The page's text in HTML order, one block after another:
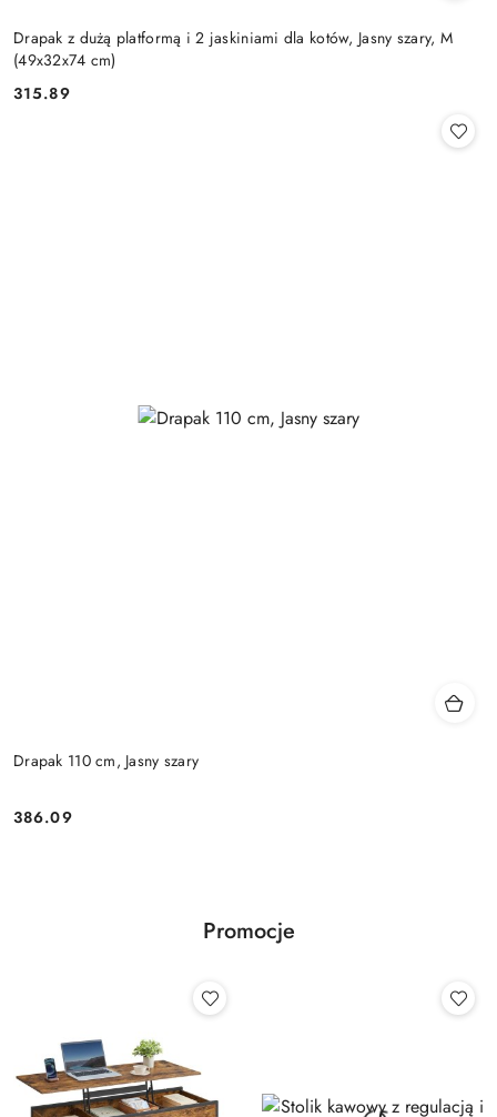
Drapak z dużą platformą i 2 jaskiniami dla kotów, Jasny szary, M
(49x32x74 cm)
Cena:
315.89
Drapak 110 cm, Jasny szary
Cena:
386.09
Promocje